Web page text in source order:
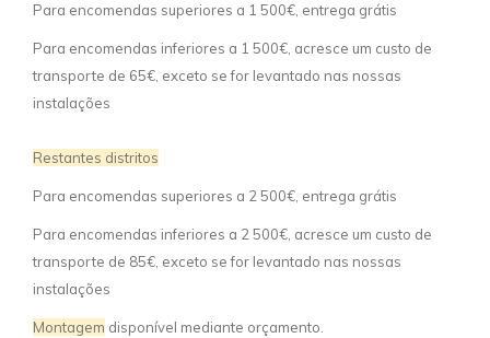
Para encomendas superiores a 1 500€, entrega grátis
Para encomendas inferiores a 1 500€, acresce um custo de
transporte de 65€, exceto se for levantado nas nossas
instalações
Restantes distritos
Para encomendas superiores a 2 500€, entrega grátis
Para encomendas inferiores a 2 500€, acresce um custo de
transporte de 85€, exceto se for levantado nas nossas
instalações
Montagem disponível mediante orçamento.